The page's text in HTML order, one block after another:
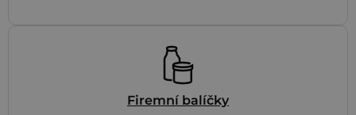
Firemní balíčky